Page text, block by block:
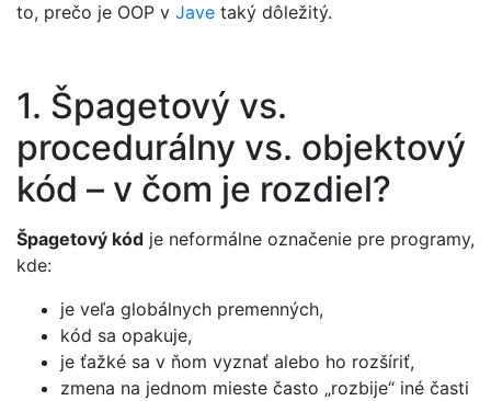
to, prečo je OOP v Jave taký dôležitý.
1. Špagetový vs.
procedurálny vs. objektový
kód – v čom je rozdiel?
Špagetový kód je neformálne označenie pre programy,
kde:
je veľa globálnych premenných,
kód sa opakuje,
je ťažké sa v ňom vyznať alebo ho rozšíriť,
zmena na jednom mieste často „rozbije“ iné časti